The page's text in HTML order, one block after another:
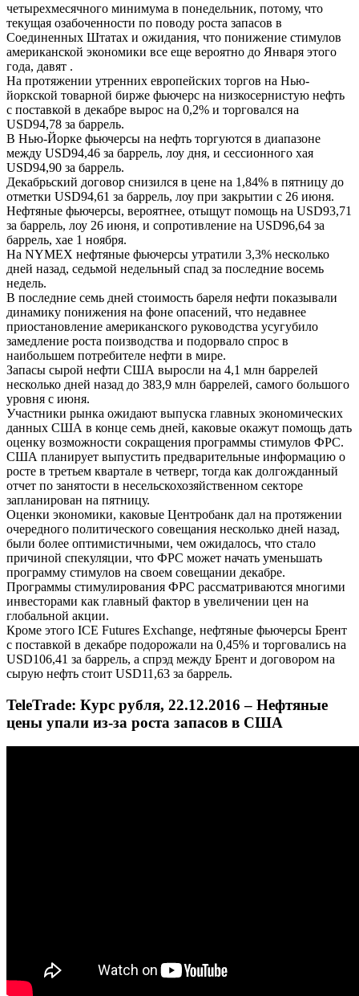
четырехмесячного минимума в понедельник, потому, что
текущая озабоченности по поводу роста запасов в
Соединенных Штатах и ожидания, что понижение стимулов
американской экономики все еще вероятно до Января этого
года, давят .
На протяжении утренних европейских торгов на Нью-
йоркской товарной бирже фьючерс на низкосернистую нефть
с поставкой в декабре вырос на 0,2% и торговался на
USD94,78 за баррель.
В Нью-Йорке фьючерсы на нефть торгуются в диапазоне
между USD94,46 за баррель, лоу дня, и сессионного хая
USD94,90 за баррель.
Декабрьский договор снизился в цене на 1,84% в пятницу до
отметки USD94,61 за баррель, лоу при закрытии с 26 июня.
Нефтяные фьючерсы, вероятнее, отыщут помощь на USD93,71
за баррель, лоу 26 июня, и сопротивление на USD96,64 за
баррель, хае 1 ноября.
На NYMEX нефтяные фьючерсы утратили 3,3% несколько
дней назад, седьмой недельный спад за последние восемь
недель.
В последние семь дней стоимость бареля нефти показывали
динамику понижения на фоне опасений, что недавнее
приостановление американского руководства усугубило
замедление роста поизводства и подорвало спрос в
наибольшем потребителе нефти в мире.
Запасы сырой нефти США выросли на 4,1 млн баррелей
несколько дней назад до 383,9 млн баррелей, самого большого
уровня с июня.
Участники рынка ожидают выпуска главных экономических
данных США в конце семь дней, каковые окажут помощь дать
оценку возможности сокращения программы стимулов ФРС.
США планирует выпустить предварительные информацию о
росте в третьем квартале в четверг, тогда как долгожданный
отчет по занятости в несельскохозяйственном секторе
запланирован на пятницу.
Оценки экономики, каковые Центробанк дал на протяжении
очередного политического совещания несколько дней назад,
были более оптимистичными, чем ожидалось, что стало
причиной спекуляции, что ФРС может начать уменьшать
программу стимулов на своем совещании декабре.
Программы стимулирования ФРС рассматриваются многими
инвесторами как главный фактор в увеличении цен на
глобальной акции.
Кроме этого ICE Futures Exchange, нефтяные фьючерсы Брент
с поставкой в декабре подорожали на 0,45% и торговались на
USD106,41 за баррель, а спрэд между Брент и договором на
сырую нефть стоит USD11,63 за баррель.
TeleTrade: Курс рубля, 22.12.2016 – Нефтяные
цены упали из-за роста запасов в США